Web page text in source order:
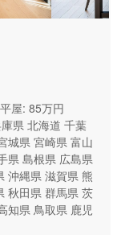
屋: 85万円
県 北海道 千葉
城県 宮崎県 富山
県 島根県 広島県
沖縄県 滋賀県 熊
秋田県 群馬県 茨
知県 鳥取県 鹿児